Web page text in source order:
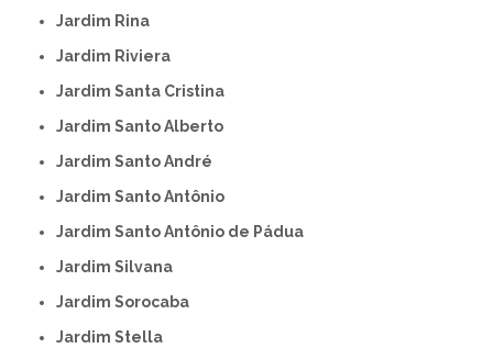
Jardim Rina
Jardim Riviera
Jardim Santa Cristina
Jardim Santo Alberto
Jardim Santo André
Jardim Santo Antônio
Jardim Santo Antônio de Pádua
Jardim Silvana
Jardim Sorocaba
Jardim Stella